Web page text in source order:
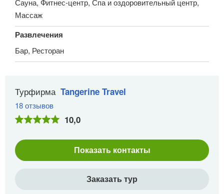
Сауна, Фитнес-центр, Спа и оздоровительный центр,
Массаж
Развлечения
Бар, Ресторан
Турфирма Tangerine Travel
18 отзывов
10,0
Показать контакты
Заказать тур